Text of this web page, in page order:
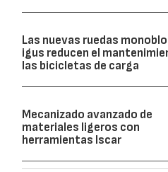
Las nuevas ruedas
igus reducen el
las bicicletas de carga
Mecanizado avanzado de
materiales ligeros con
herramientas Iscar